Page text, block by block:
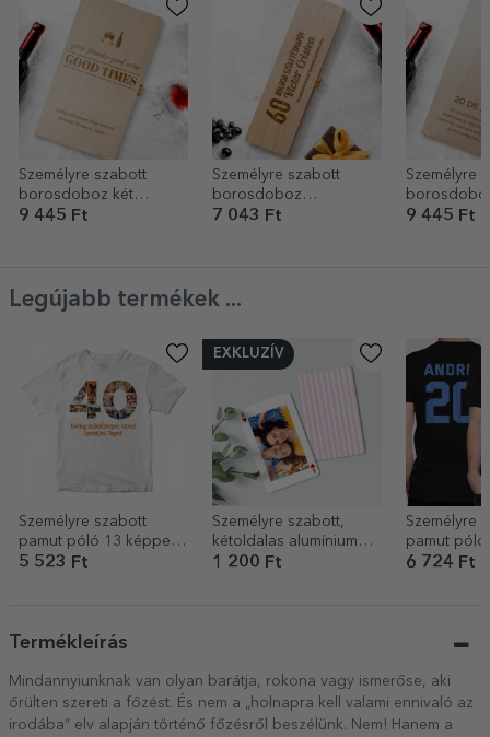
Személyre szabott
borosdoboz két
palackhoz – Jó barátok,
9 445 Ft
Személyre szabott
borosdoboz
születésnapra üzenettel
7 043 Ft
Személyre
borhoz,
9 445 Ft
Legújabb termékek ...
Személyre szabott
pamut póló 13 képpel
és üzenettel – 40 éves
5 523 Ft
EXKLUZÍV
Személyre szabott,
kétoldalas alumínium
kártya fotóval és
1 200 Ft
Személyre
pamut
logóval,
6 724 Ft
Termékleírás
Mindannyiunknak van olyan barátja, rokona vagy ismerőse, aki
őrülten szereti a főzést. És nem a „holnapra kell valami ennivaló az
irodába” elv alapján történő főzésről beszélünk. Nem! Hanem a